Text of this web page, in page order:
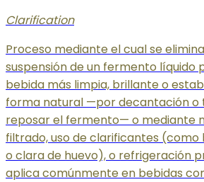
Clarification
Proceso mediante el cual se
suspensión de un fermento líquido
bebida más limpia, brillante o
forma natural —por decantación o
reposar el fermento— o mediante
filtrado, uso de clarificantes
o clara de huevo), o refrigeración
aplica comúnmente en bebidas